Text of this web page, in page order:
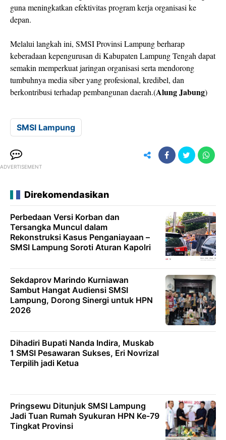
guna meningkatkan efektivitas program kerja organisasi ke
depan.
Melalui langkah ini, SMSI Provinsi Lampung berharap
keberadaan kepengurusan di Kabupaten Lampung Tengah dapat
semakin memperkuat jaringan organisasi serta mendorong
tumbuhnya media siber yang profesional, kredibel, dan
berkontribusi terhadap pembangunan daerah.(Alung Jabung)
SMSI Lampung
ADVERTISEMENT
Direkomendasikan
Perbedaan Versi Korban dan
Tersangka Muncul dalam
Rekonstruksi Kasus Penganiayaan –
SMSI Lampung Soroti Aturan Kapolri
Sekdaprov Marindo Kurniawan
Sambut Hangat Audiensi SMSI
Lampung, Dorong Sinergi untuk HPN
2026
Dihadiri Bupati Nanda Indira, Muskab
1 SMSI Pesawaran Sukses, Eri Novrizal
Terpilih jadi Ketua
Pringsewu Ditunjuk SMSI Lampung
Jadi Tuan Rumah Syukuran HPN Ke-79
Tingkat Provinsi